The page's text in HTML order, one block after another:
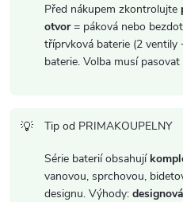
Před nákupem zkontrolujte
otvor= páková nebo
tříprvková baterie (2 ventily
baterie. Volba musí
Tip od PRIMAKOUPELNY
Série baterií obsahují
vanovou, sprchovou,
designu. Výhody: